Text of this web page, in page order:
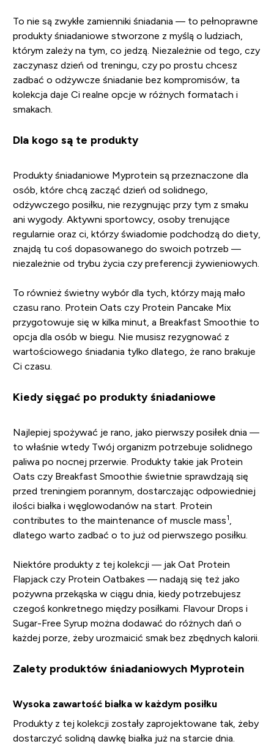
To nie są zwykłe zamienniki śniadania — to pełnoprawne
produkty śniadaniowe stworzone z myślą o ludziach,
którym zależy na tym, co jedzą. Niezależnie od tego, czy
zaczynasz dzień od treningu, czy po prostu chcesz
zadbać o odżywcze śniadanie bez kompromisów, ta
kolekcja daje Ci realne opcje w różnych formatach i
smakach.
Dla kogo są te produkty
Produkty śniadaniowe Myprotein są przeznaczone dla
osób, które chcą zacząć dzień od solidnego,
odżywczego posiłku, nie rezygnując przy tym z smaku
ani wygody. Aktywni sportowcy, osoby trenujące
regularnie oraz ci, którzy świadomie podchodzą do diety,
znajdą tu coś dopasowanego do swoich potrzeb —
niezależnie od trybu życia czy preferencji żywieniowych.
To również świetny wybór dla tych, którzy mają mało
czasu rano. Protein Oats czy Protein Pancake Mix
przygotowuje się w kilka minut, a Breakfast Smoothie to
opcja dla osób w biegu. Nie musisz rezygnować z
wartościowego śniadania tylko dlatego, że rano brakuje
Ci czasu.
Kiedy sięgać po produkty śniadaniowe
Najlepiej spożywać je rano, jako pierwszy posiłek dnia —
to właśnie wtedy Twój organizm potrzebuje solidnego
paliwa po nocnej przerwie. Produkty takie jak Protein
Oats czy Breakfast Smoothie świetnie sprawdzają się
przed treningiem porannym, dostarczając odpowiedniej
ilości białka i węglowodanów na start. Protein
contributes to the maintenance of muscle mass1
dlatego warto zadbać o to już od pierwszego posiłku.
Niektóre produkty z tej kolekcji — jak Oat Protein
Flapjack czy Protein Oatbakes — nadają się też jako
pożywna przekąska w ciągu dnia, kiedy potrzebujesz
czegoś konkretnego między posiłkami. Flavour Drops i
Sugar-Free Syrup można dodawać do różnych dań o
każdej porze, żeby urozmaicić smak bez zbędnych kalorii.
Zalety produktów śniadaniowych Myprotein
Wysoka zawartość białka w każdym posiłku
Produkty z tej kolekcji zostały zaprojektowane tak, żeby
dostarczyć solidną dawkę białka już na starcie dnia.